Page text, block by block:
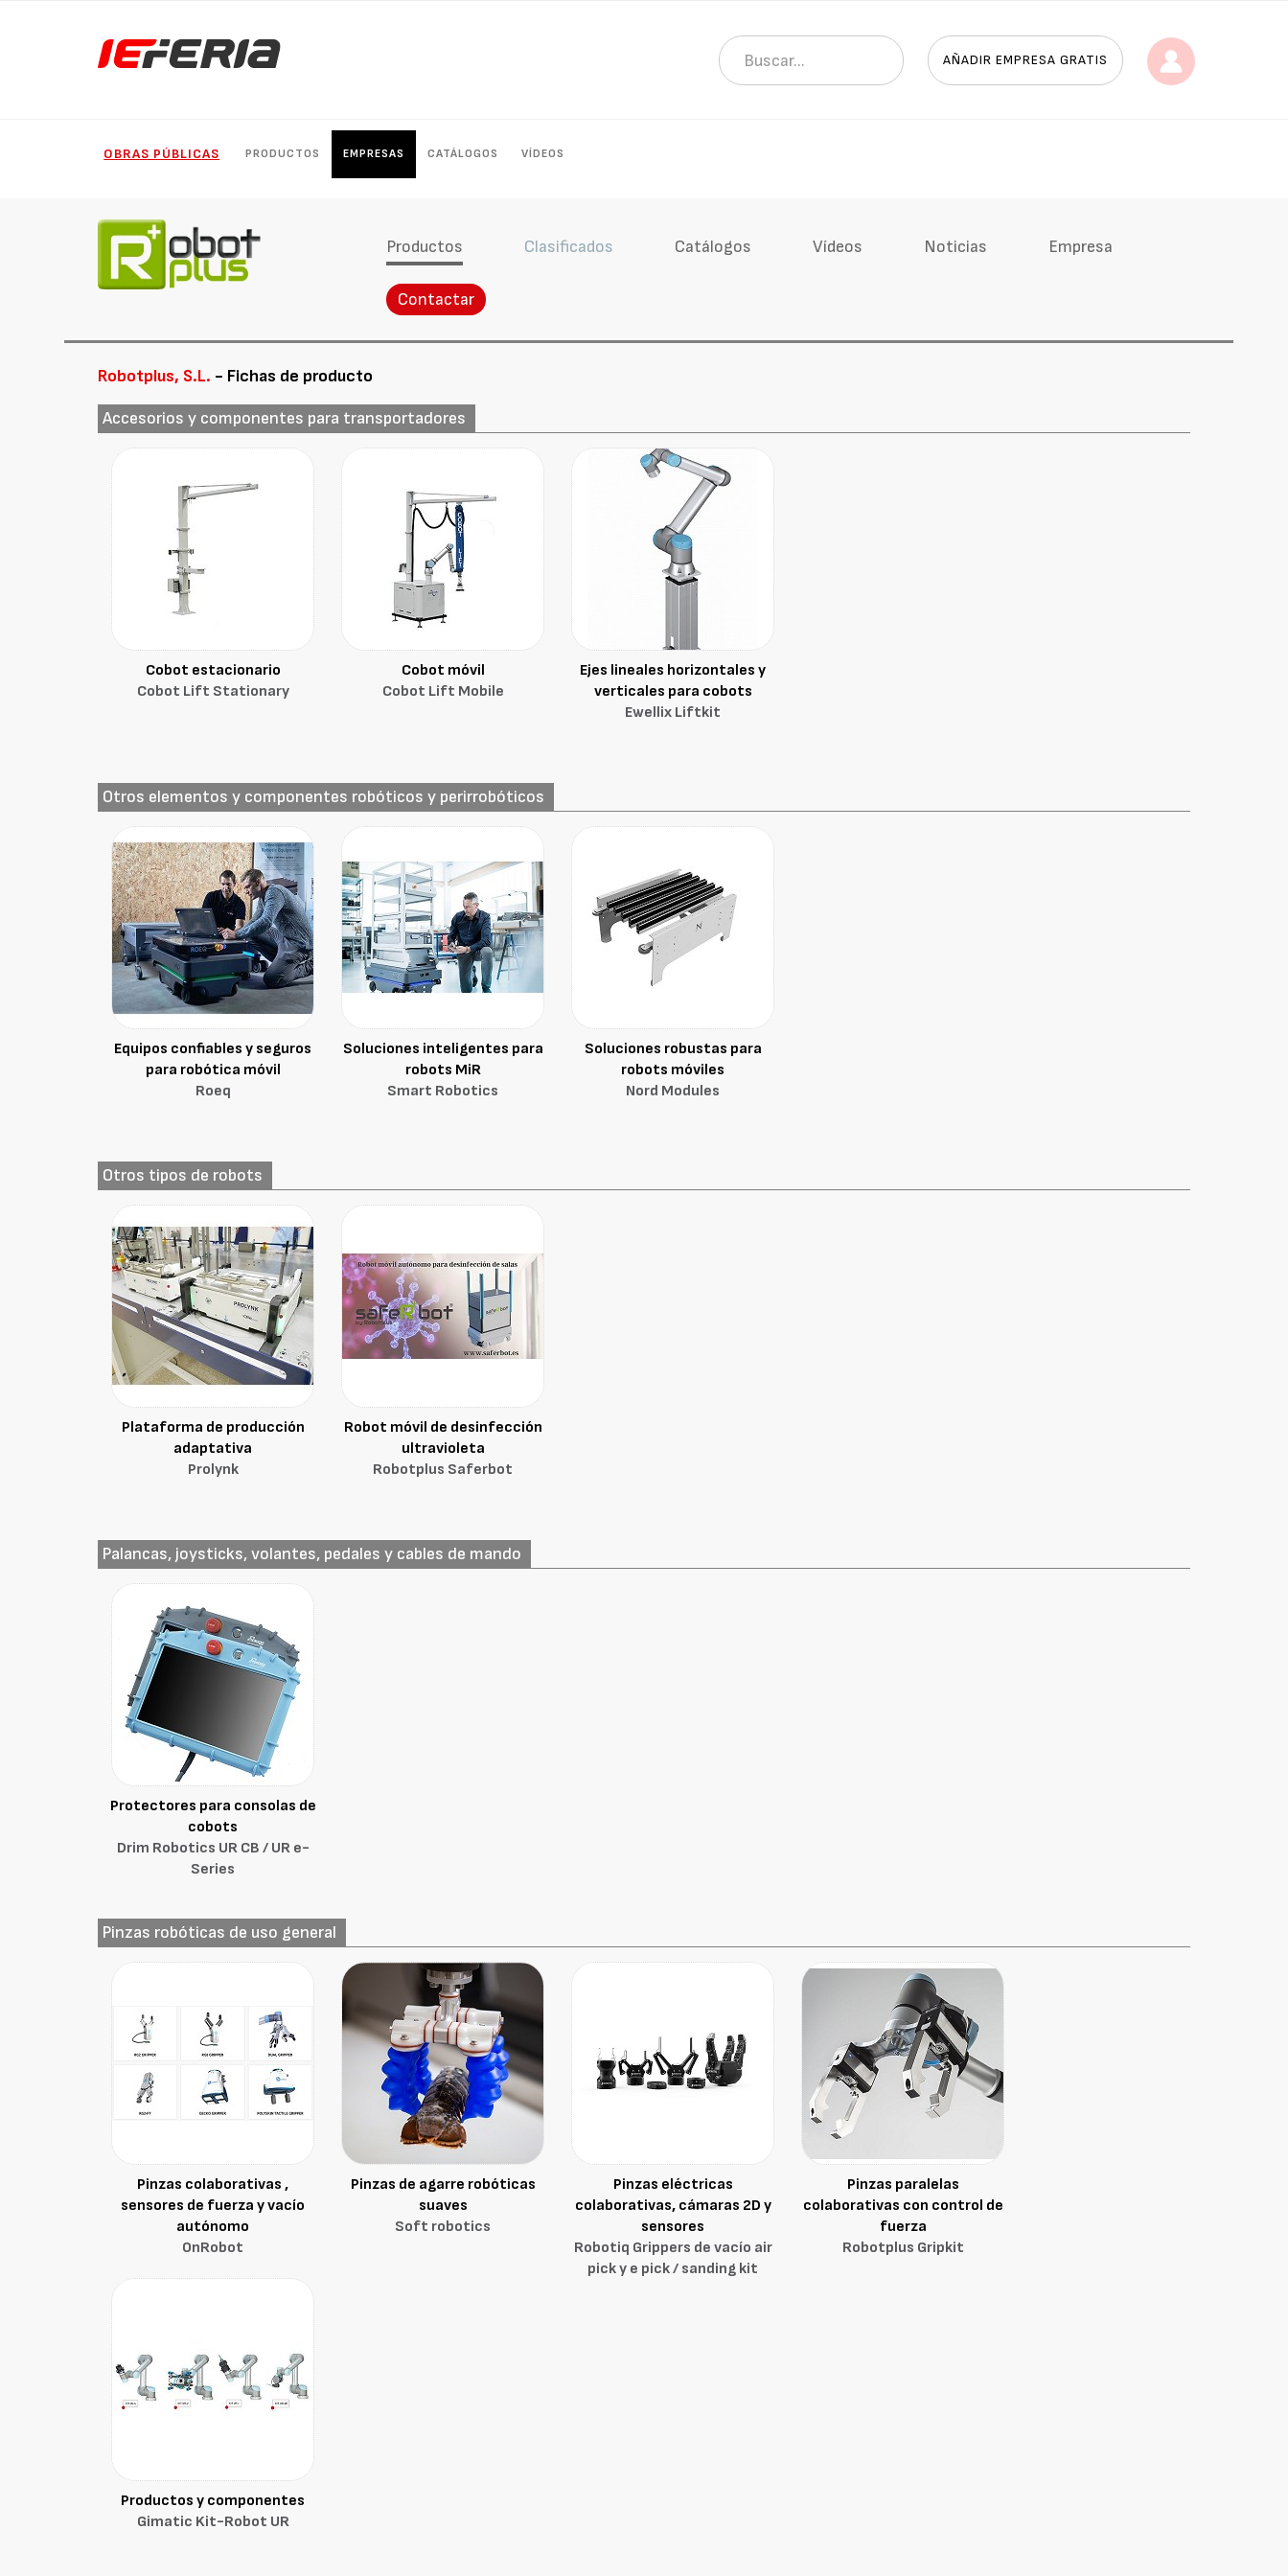
AÑADIR EMPRESA GRATIS
OBRAS PÚBLICAS PRODUCTOS EMPRESAS CATÁLOGOS VÍDEOS
Productos Clasificados Catálogos Vídeos Noticias Empresa
Contactar
Robotplus, S.L. - Fichas de producto
Accesorios y componentes para transportadores
Cobot estacionario
Cobot Lift Stationary
Cobot móvil
Cobot Lift Mobile
Ejes lineales horizontales y
verticales para cobots
Ewellix Liftkit
Otros elementos y componentes robóticos y perirrobóticos
Equipos confiables y seguros
para robótica móvil
Roeq
Soluciones inteligentes para
robots MiR
Smart Robotics
Soluciones robustas para
robots móviles
Nord Modules
Otros tipos de robots
Plataforma de producción
adaptativa
Prolynk
Robot móvil de desinfección
ultravioleta
Robotplus Saferbot
Palancas, joysticks, volantes, pedales y cables de mando
Protectores para consolas de
cobots
Drim Robotics UR CB / UR e-
Series
Pinzas robóticas de uso general
Pinzas colaborativas ,
sensores de fuerza y vacío
autónomo
OnRobot
Pinzas de agarre robóticas
suaves
Soft robotics
Pinzas eléctricas
colaborativas, cámaras 2D y
sensores
Robotiq Grippers de vacío air
pick y e pick / sanding kit
Pinzas paralelas
colaborativas con control de
fuerza
Robotplus Gripkit
Productos y componentes
Gimatic Kit-Robot UR